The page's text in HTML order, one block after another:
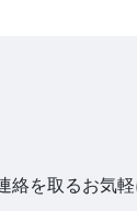
を取るお気